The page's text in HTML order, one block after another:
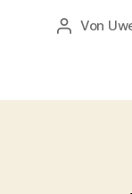
Von